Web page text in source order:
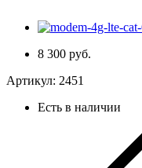
8 300 руб.
Артикул: 2451
Есть в наличии